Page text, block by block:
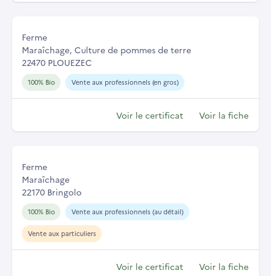
Ferme
Maraîchage, Culture de pommes de terre
22470 PLOUEZEC
100% Bio Vente aux professionnels (en gros)
Voir le certificat Voir la fiche
Ferme
Maraîchage
22170 Bringolo
100% Bio Vente aux professionnels (au détail)
Vente aux particuliers
Voir le certificat Voir la fiche